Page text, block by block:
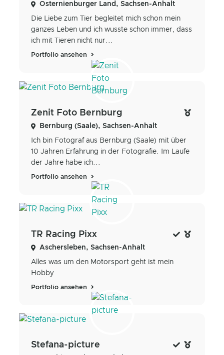
Osternienburger Land, Sachsen-Anhalt
Die Liebe zum Tier begleitet mich schon mein
ganzes Leben und ich wusste schon immer, dass
ich mit Tieren nicht nur...
Portfolio ansehen
Zenit Foto Bernburg
Bernburg (Saale), Sachsen-Anhalt
Ich bin Fotograf aus Bernburg (Saale) mit über
10 Jahren Erfahrung in der Fotografie. Im Laufe
der Jahre habe ich...
Portfolio ansehen
TR Racing Pixx
Aschersleben, Sachsen-Anhalt
Alles was um den Motorsport geht ist mein
Hobby
Portfolio ansehen
Stefana-picture